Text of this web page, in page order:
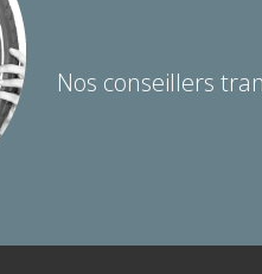
Nos conseillers